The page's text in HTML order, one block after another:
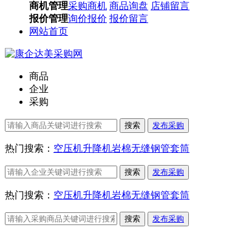
商机管理采购商机 商品询盘 店铺留言
报价管理询价报价 报价留言
网站首页
商品
企业
采购
搜索 发布采购
热门搜索： 空压机升降机岩棉无缝钢管套筒
搜索 发布采购
热门搜索： 空压机升降机岩棉无缝钢管套筒
搜索 发布采购